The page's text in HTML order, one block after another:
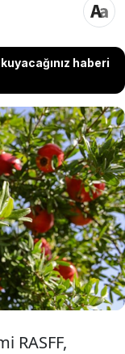
haberi
Sistemi RASFF'ten
bildirimde
ihraç edilmek
kalıntısına
RASFF,